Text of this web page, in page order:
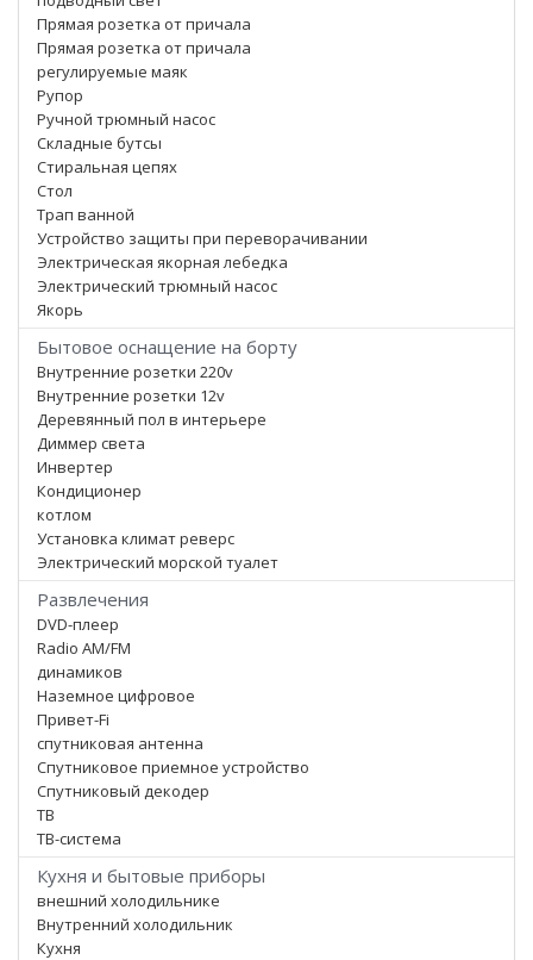
Прямая розетка от причала
Прямая розетка от причала
регулируемые маяк
Рупор
Ручной трюмный насос
Складные бутсы
Стиральная цепях
Стол
Трап ванной
Устройство защиты при переворачивании
Электрическая якорная лебедка
Электрический трюмный насос
Якорь
Бытовое оснащение на борту
Внутренние розетки 220v
Внутренние розетки 12v
Деревянный пол в интерьере
Диммер света
Инвертер
Кондиционер
котлом
Установка климат реверс
Электрический морской туалет
Развлечения
DVD-плеер
Radio AM/FM
динамиков
Наземное цифровое
Привет-Fi
спутниковая антенна
Спутниковое приемное устройство
Спутниковый декодер
ТВ
ТВ-система
Кухня и бытовые приборы
внешний холодильнике
Внутренний холодильник
Кухня